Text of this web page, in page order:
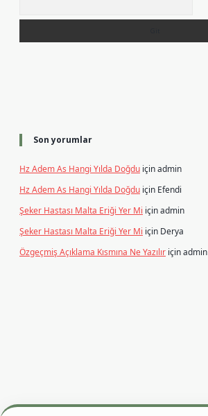
Son yorumlar
Hz Adem As Hangi Yılda Doğdu içinadmin
Hz Adem As Hangi Yılda Doğdu için Efendi
Şeker Hastası Malta Eriği Yer Mi içinadmin
Şeker Hastası Malta Eriği Yer Mi için Derya
Özgeçmiş Açıklama Kısmına Ne Yazılır içinadmin
m elexbet